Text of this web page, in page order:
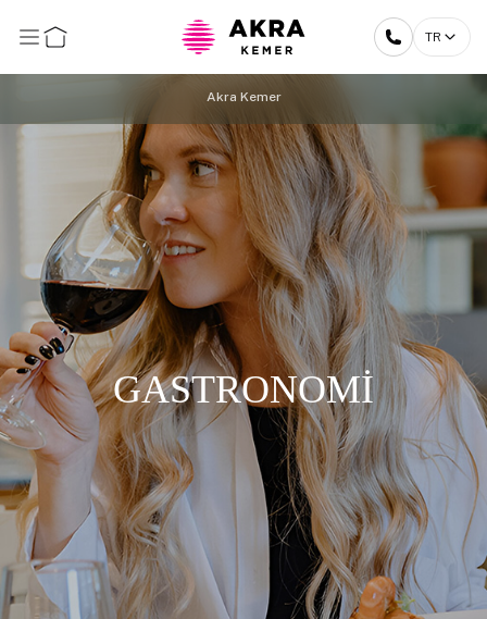
TR
Akra Kemer
GASTRONOMİ